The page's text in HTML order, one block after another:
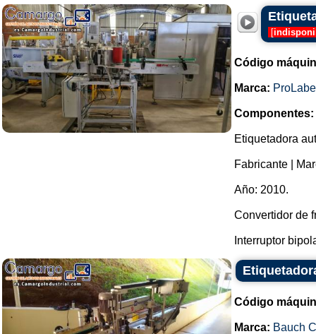
[
Código
Marca:
Componentes:
Etiquetadora
Fabricante |
Año: 2010.
Convertidor de
Interruptor
Código
Marca: Bauch